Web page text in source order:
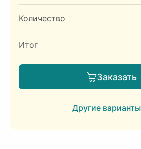
Количество
Итог
Заказать
Другие варианты